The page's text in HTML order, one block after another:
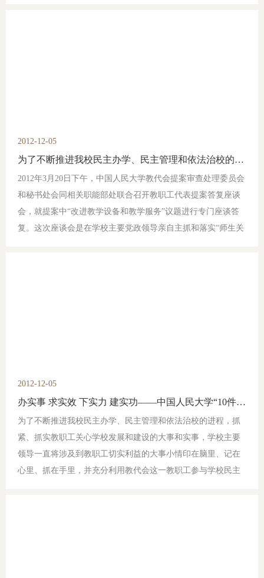
2012-12-05
为了不断推进我校民主办学、民主管理和依法治校的进程，抓紧、抓实教职工关心学校发展和建设的大事和实事，学校主要领导一直将涉及到教职工切实利益的大事小情印在脑里、记在心里、抓在手里，并充分利用教代会这一教职工参与学校民主管理、民主监督的平台了解广大教职工对学校发展的意见和建议，重视和
2012年3月20日下午，中国人民大学教代会提案审查处理委员会
和秘书处会同相关职能部处联合召开教职工代表提案答复座谈
会，就提案中“改进教学设备和教学服务”议题进行专门座谈答
复。这次座谈会是在学校主要党政领导亲自主抓和落实“师生关
2012-12-05
办实事 求实效 下实力 建实功——中国人民大学“10件大事20件实事”专题活动
为了不断推进我校民主办学、民主管理和依法治校的进程，抓
紧、抓实教职工关心学校发展和建设的大事和实事，学校主要
领导一直将涉及到教职工切实利益的大事小情印在脑里、记在
心里、抓在手里，并充分利用教代会这一教职工参与学校民主